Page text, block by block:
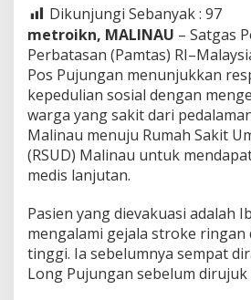
Dikunjungi Sebanyak : 97
metroikn, MALINAU – Satgas
Perbatasan (Pamtas)
Pos Pujungan menunjukkan
kepedulian sosial dengan
warga yang sakit dari
Malinau menuju Rumah Sakit
(RSUD) Malinau untuk
medis lanjutan.
Pasien yang dievakuasi adalah
mengalami gejala stroke ringan
tinggi. Ia sebelumnya sempat
Long Pujungan sebelum dirujuk